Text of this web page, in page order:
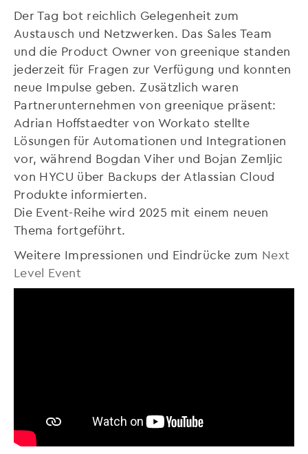
Der Tag bot reichlich Gelegenheit zum
Austausch und Netzwerken. Das Sales Team
und die Product Owner von greenique standen
jederzeit für Fragen zur Verfügung und konnten
neue Impulse geben. Zusätzlich waren
Partnerunternehmen von greenique präsent:
Adrian Hoffstaedter von Workato stellte
Lösungen für Automationen und Integrationen
vor, während Bogdan Viher und Bojan Zemljic
von HYCU über Backups der Atlassian Cloud
Produkte informierten.
Die Event-Reihe wird 2025 mit einem neuen
Thema fortgeführt.
Weitere Impressionen und Eindrücke zum Next
Level Event